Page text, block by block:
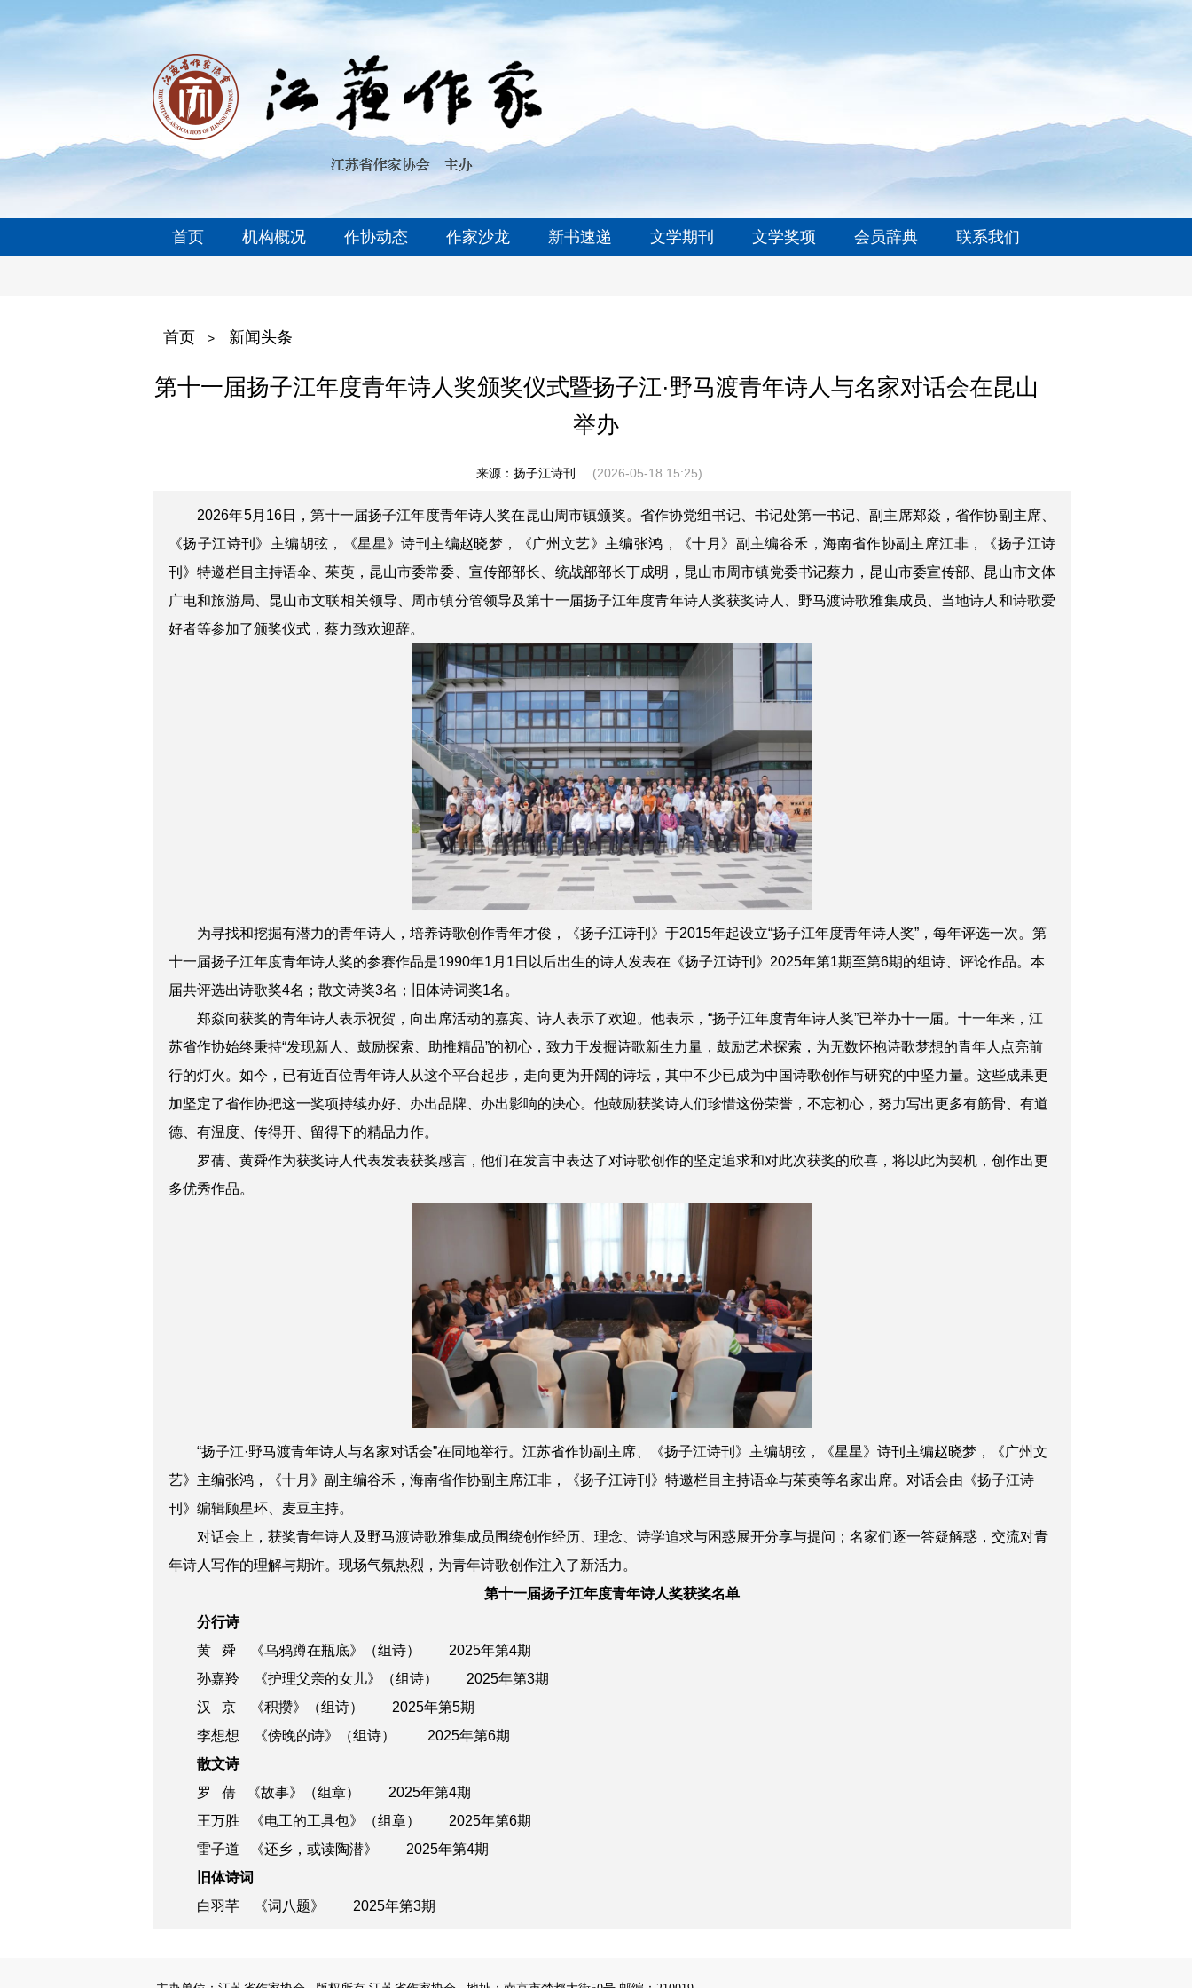
首页 机构概况 作协动态 作家沙龙 新书速递 文学期刊 文学奖项 会员辞典 联系我们
首页 > 新闻头条
第十一届扬子江年度青年诗人奖颁奖仪式暨扬子江·野马渡青年诗人与名家对话会在昆山
举办
来源：扬子江诗刊 (2026-05-18 15:25)
2026年5月16日，第十一届扬子江年度青年诗人奖在昆山周市镇颁奖。省作协党组书记、书记处第一书记、副主席郑焱，省作协副主席、
《扬子江诗刊》主编胡弦，《星星》诗刊主编赵晓梦，《广州文艺》主编张鸿，《十月》副主编谷禾，海南省作协副主席江非，《扬子江诗
刊》特邀栏目主持语伞、茱萸，昆山市委常委、宣传部部长、统战部部长丁成明，昆山市周市镇党委书记蔡力，昆山市委宣传部、昆山市文体
广电和旅游局、昆山市文联相关领导、周市镇分管领导及第十一届扬子江年度青年诗人奖获奖诗人、野马渡诗歌雅集成员、当地诗人和诗歌爱
好者等参加了颁奖仪式，蔡力致欢迎辞。
为寻找和挖掘有潜力的青年诗人，培养诗歌创作青年才俊，《扬子江诗刊》于2015年起设立“扬子江年度青年诗人奖”，每年评选一次。第
十一届扬子江年度青年诗人奖的参赛作品是1990年1月1日以后出生的诗人发表在《扬子江诗刊》2025年第1期至第6期的组诗、评论作品。本
届共评选出诗歌奖4名；散文诗奖3名；旧体诗词奖1名。
郑焱向获奖的青年诗人表示祝贺，向出席活动的嘉宾、诗人表示了欢迎。他表示， “扬子江年度青年诗人奖”已举办十一届。 十一年来，江
苏省作协始终秉持“发现新人、鼓励探索、助推精品”的初心，致力于发掘诗歌新生力量，鼓励艺术探索，为无数怀抱诗歌梦想的青年人点亮前
行的灯火。如今，已有近百位青年诗人从这个平台起步，走向更为开阔的诗坛，其中不少已成为中国诗歌创作与研究的中坚力量。这些成果更
加坚定了省作协把这一奖项持续办好、办出品牌、办出影响的决心。他鼓励获奖诗人们珍惜这份荣誉，不忘初心，努力写出更多有筋骨、有道
德、有温度、传得开、留得下的精品力作。
罗蒨、黄舜作为获奖诗人代表发表获奖感言，他们在发言中表达了对诗歌创作的坚定追求和对此次获奖的欣喜，将以此为契机，创作出更
多优秀作品。
“扬子江·野马渡青年诗人与名家对话会”在同地举行。江苏省作协副主席、《扬子江诗刊》主编胡弦，《星星》 诗刊主编赵晓梦，《广州文
艺》主编张鸿，《十月》副主编谷禾，海南省作协副主席江非，《扬子江诗刊》特邀栏目主持语伞与茱萸等名家出席。对话会由《扬子江诗
刊》编辑顾星环、麦豆主持。
对话会上，获奖青年诗人及野马渡诗歌雅集成员围绕创作经历、理念、诗学追求与困惑展开分享与提问；名家们逐一答疑解惑，交流对青
年诗人写作的理解与期许。现场气氛热烈，为青年诗歌创作注入了新活力。
第十一届扬子江年度青年诗人奖获奖名单
分行诗
黄 舜 《乌鸦蹲在瓶底》（组诗）
2025年第4期
孙嘉羚 《护理父亲的女儿》（组诗）
2025年第3期
汉 京 《积攒》（组诗）
2025年第5期
李想想 《傍晚的诗》（组诗）
2025年第6期
散文诗
罗 蒨 《故事》（组章）
2025年第4期
王万胜 《电工的工具包》（组章）
2025年第6期
雷子道 《还乡，或读陶潜》
2025年第4期
旧体诗词
白羽芊 《词八题》 2025年第3期